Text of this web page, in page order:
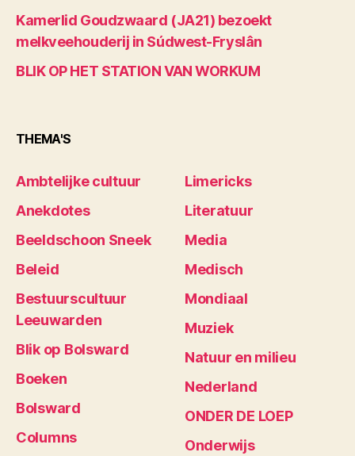
Kamerlid Goudzwaard (JA21) bezoekt
melkveehouderij in Súdwest-Fryslân
BLIK OP HET STATION VAN WORKUM
THEMA'S
Ambtelijke cultuur
Anekdotes
Beeldschoon Sneek
Beleid
Bestuurscultuur
Leeuwarden
Blik op Bolsward
Boeken
Bolsward
Columns
Limericks
Literatuur
Media
Medisch
Mondiaal
Muziek
Natuur en milieu
Nederland
ONDER DE LOEP
Onderwijs